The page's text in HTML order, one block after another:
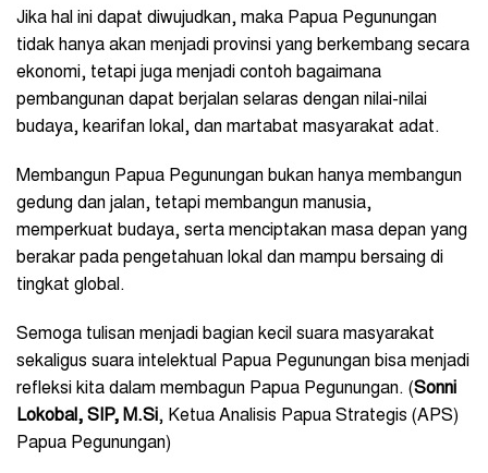
Jika hal ini dapat diwujudkan, maka Papua Pegunungan
tidak hanya akan menjadi provinsi yang berkembang secara
ekonomi, tetapi juga menjadi contoh bagaimana
pembangunan dapat berjalan selaras dengan nilai-nilai
budaya, kearifan lokal, dan martabat masyarakat adat.
Membangun Papua Pegunungan bukan hanya membangun
gedung dan jalan, tetapi membangun manusia,
memperkuat budaya, serta menciptakan masa depan yang
berakar pada pengetahuan lokal dan mampu bersaing di
tingkat global.
Semoga tulisan menjadi bagian kecil suara masyarakat
sekaligus suara intelektual Papua Pegunungan bisa menjadi
refleksi kita dalam membagun Papua Pegunungan. (Sonni
Lokobal, SIP, M.Si, Ketua Analisis Papua Strategis (APS)
Papua Pegunungan)